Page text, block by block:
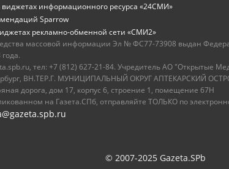
информационного ресурса «24СМИ»
Sparrow
рекламно-обменной сети «СМИ2»
массовой информации Эл № ФС77-73908 выдан
тел: +7 (812) 627-21-84. Учредитель АО "Открытые
ВН.ТЕР.Г. МУНИЦИПАЛЬНЫЙ ОКРУГ АПТЕКАРСКИЙ
дорога, дом 17, корпус 6, строение 1, помещение 67Н
на Газета.СПб, отправляйте ТОЛЬКО по
© 2007-2025 Gazeta.SPb